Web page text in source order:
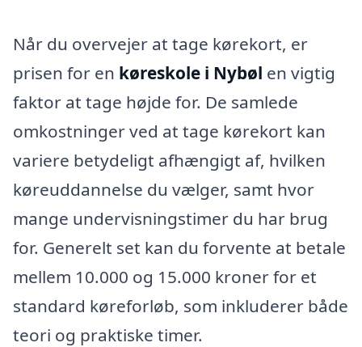
Når du overvejer at tage kørekort, er
prisen for en køreskole i Nybøl en vigtig
faktor at tage højde for. De samlede
omkostninger ved at tage kørekort kan
variere betydeligt afhængigt af, hvilken
køreuddannelse du vælger, samt hvor
mange undervisningstimer du har brug
for. Generelt set kan du forvente at betale
mellem 10.000 og 15.000 kroner for et
standard køreforløb, som inkluderer både
teori og praktiske timer.